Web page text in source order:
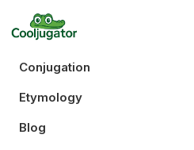
Conjugation
Etymology
Blog